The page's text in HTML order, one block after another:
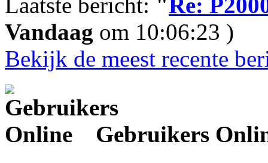
Vandaag om 10:06:23 )
Bekijk de meest recente
Gebruikers